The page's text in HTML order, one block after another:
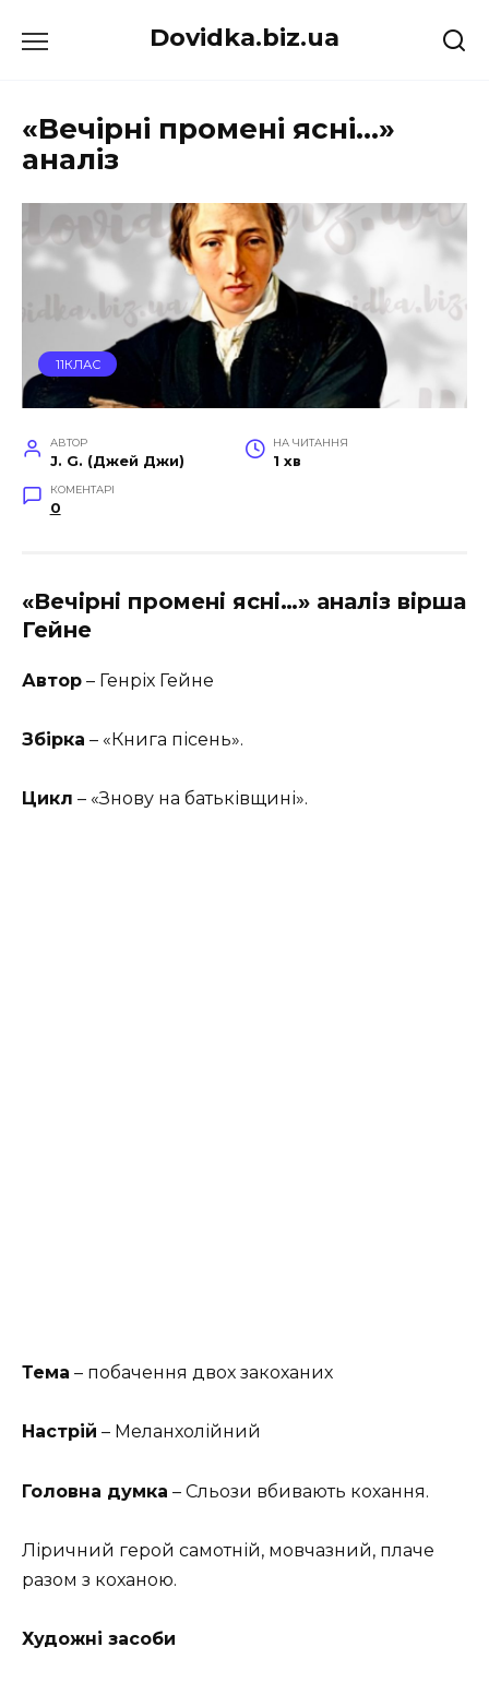
до
Dovidka.biz.ua
«Вечірні промені ясні…»
аналіз
11КЛАС
АВТОР
J. G. (Джей Джи)
НА ЧИТАННЯ
1 хв
КОМЕНТАРІ
0
«Вечірні промені ясні…» аналіз вірша
Гейне
Автор – Генріх Гейне
Збірка – «Книга пісень».
Цикл – «Знову на батьківщині».
Тема – побачення двох закоханих
Настрій – Меланхолійний
Головна думка – Сльози вбивають кохання.
Ліричний герой самотній, мовчазний, плаче
разом з коханою.
Художні засоби